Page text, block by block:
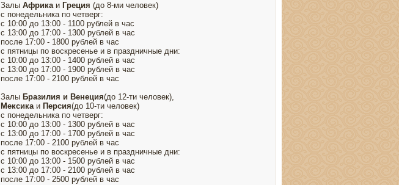
Залы Африкаи Греция (до 8-ми человек)
с понедельника по четверг:
с 10:00 до 13:00 - 1100 рублей в час
с 13:00 до 17:00 - 1300 рублей в час
после 17:00 - 1800 рублей в час
с пятницы по воскресенье и в праздничные дни:
с 10:00 до 13:00 - 1400 рублей в час
с 13:00 до 17:00 - 1900 рублей в час
после 17:00 - 2100 рублей в час
Залы Бразилия и Венеция(до 12-ти человек),
Мексикаи Персия(до 10-ти человек)
с понедельника по четверг:
с 10:00 до 13:00 - 1300 рублей в час
с 13:00 до 17:00 - 1700 рублей в час
после 17:00 - 2100 рублей в час
с пятницы по воскресенье и в праздничные дни:
с 10:00 до 13:00 - 1500 рублей в час
с 13:00 до 17:00 - 2100 рублей в час
после 17:00 - 2500 рублей в час